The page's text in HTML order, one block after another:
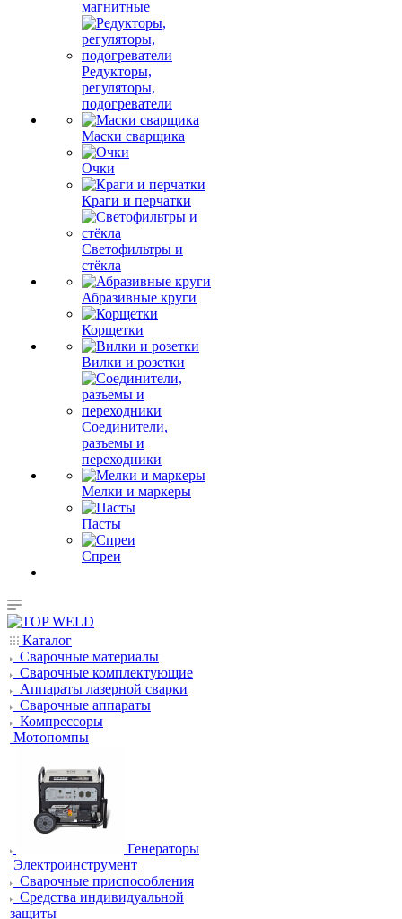
магнитные
Редукторы,
регуляторы,
подогреватели
Маски сварщика
Очки
Краги и перчатки
Светофильтры и
стёкла
Абразивные круги
Корщетки
Вилки и розетки
Соединители,
разъемы и
переходники
Мелки и маркеры
Пасты
Спреи
Каталог
Сварочные материалы
Сварочные комплектующие
Аппараты лазерной сварки
Сварочные аппараты
Компрессоры
Мотопомпы
Генераторы
Электроинструмент
Сварочные приспособления
Средства индивидуальной
защиты